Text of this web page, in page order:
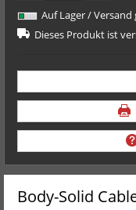
Auf Lager /
Dieses Produkt ist
Body-Solid